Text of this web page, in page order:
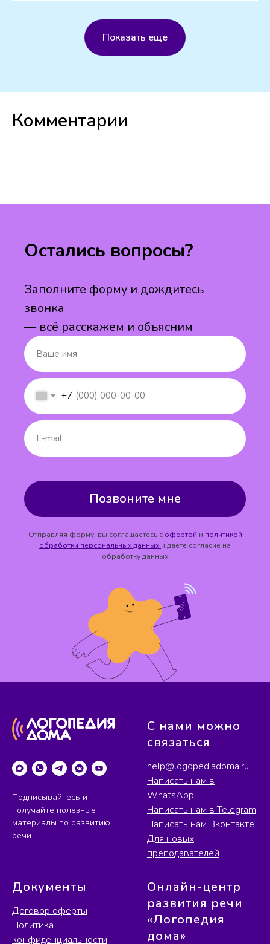
Показать еще
Комментарии
+7
Позвоните мне
Остались вопросы?
Заполните форму и дождитесь
звонка
— всё расскажем и объясним
Отправляя форму, вы соглашаетесь с офертой и политикой
обработки персональных данных и даёте согласие на
обработку данных
Подписывайтесь и
получайте полезные
материалы по развитию
речи
С нами можно
связаться
help@logopediadoma.ru
Написать нам в
WhatsApp
Написать нам в Telegram
Написать нам Вконтакте
Для новых
преподавателей
Документы
Договор оферты
Политика
конфиденциальности
Онлайн-центр
развития речи
«Логопедия
дома»